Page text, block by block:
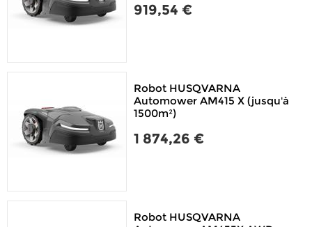
919,54 €
Robot HUSQVARNA
Automower AM415 X (jusqu'à
1500m²)
1 874,26 €
Robot HUSQVARNA